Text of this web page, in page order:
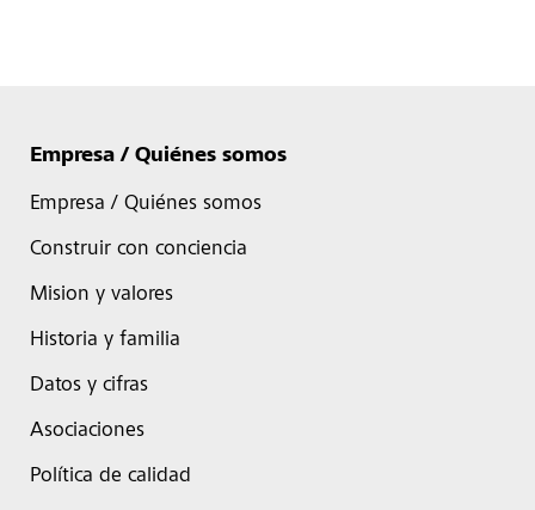
Empresa / Quiénes somos
Empresa / Quiénes somos
Construir con conciencia
Mision y valores
Historia y familia
Datos y cifras
Asociaciones
Política de calidad